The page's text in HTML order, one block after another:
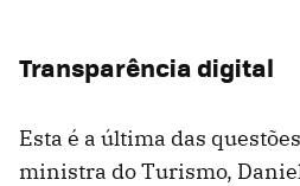
Transparência digital
Esta é a última das
ministra do Turismo,